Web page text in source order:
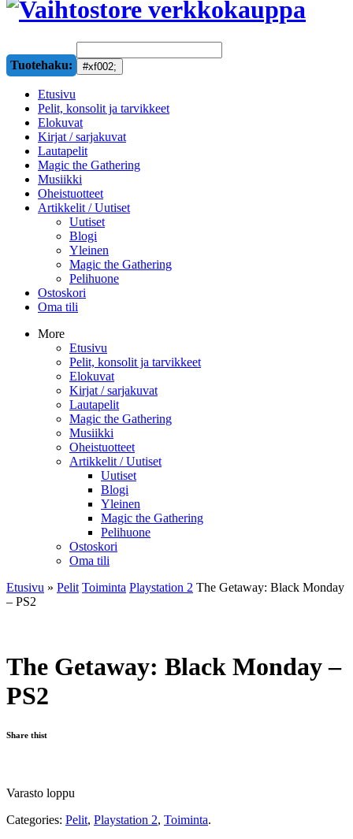
Tuotehaku:
Etusivu
Pelit, konsolit ja tarvikkeet
Elokuvat
Kirjat / sarjakuvat
Lautapelit
Magic the Gathering
Musiikki
Oheistuotteet
Artikkelit / Uutiset
Uutiset
Blogi
Yleinen
Magic the Gathering
Pelihuone
Ostoskori
Oma tili
More
Etusivu
Pelit, konsolit ja tarvikkeet
Elokuvat
Kirjat / sarjakuvat
Lautapelit
Magic the Gathering
Musiikki
Oheistuotteet
Artikkelit / Uutiset
Uutiset
Blogi
Yleinen
Magic the Gathering
Pelihuone
Ostoskori
Oma tili
Etusivu » Pelit Toiminta Playstation 2 The Getaway: Black Monday
– PS2
The Getaway: Black Monday –
PS2
Share thist
Varasto loppu
Categories: Pelit, Playstation 2, Toiminta.